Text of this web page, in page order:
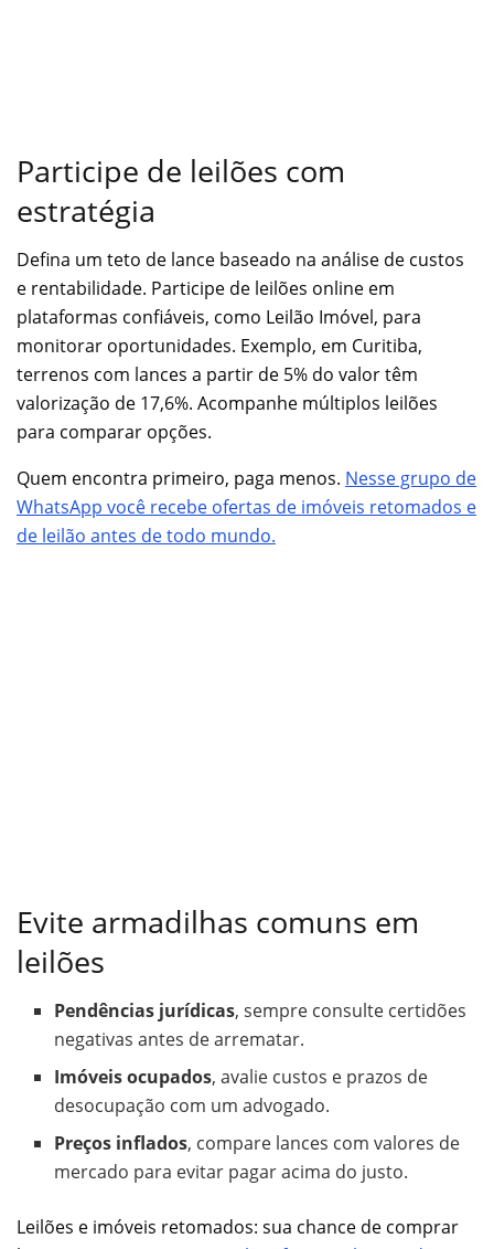
Participe de leilões com
estratégia
Defina um teto de lance baseado na análise de custos
e rentabilidade. Participe de leilões online em
plataformas confiáveis, como Leilão Imóvel, para
monitorar oportunidades. Exemplo, em Curitiba,
terrenos com lances a partir de 5% do valor têm
valorização de 17,6%. Acompanhe múltiplos leilões
para comparar opções.
Quem encontra primeiro, paga menos. Nesse grupo de
WhatsApp você recebe ofertas de imóveis retomados e
de leilão antes de todo mundo.
Evite armadilhas comuns em
leilões
Pendências jurídicas, sempre consulte certidões
negativas antes de arrematar.
Imóveis ocupados, avalie custos e prazos de
desocupação com um advogado.
Preços inflados, compare lances com valores de
mercado para evitar pagar acima do justo.
Leilões e imóveis retomados: sua chance de comprar